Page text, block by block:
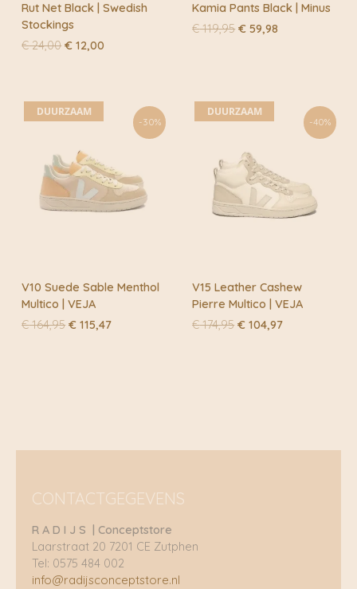
Rut Net Black | Swedish
Stockings
€24,00 Oorspronkelijke
€ 12,00
Kamia Pants Black | Minus
€119,95 Oorspronkelijke
€ 59,98
-30%
DUURZAAM
V10 Suede Sable Menthol
Multico | VEJA
€164,95 Oorspronkelijke
€ 115,47Huidige
-40%
DUURZAAM
V15 Leather Cashew
Pierre Multico | VEJA
€174,95 Oorspronkelijke
€ 104,97Huidige
CONTACTGEGEVENS
R A D I J S | Conceptstore
Laarstraat 20 7201 CE Zutphen
Tel: 0575 484 002
info@radijsconceptstore.nl